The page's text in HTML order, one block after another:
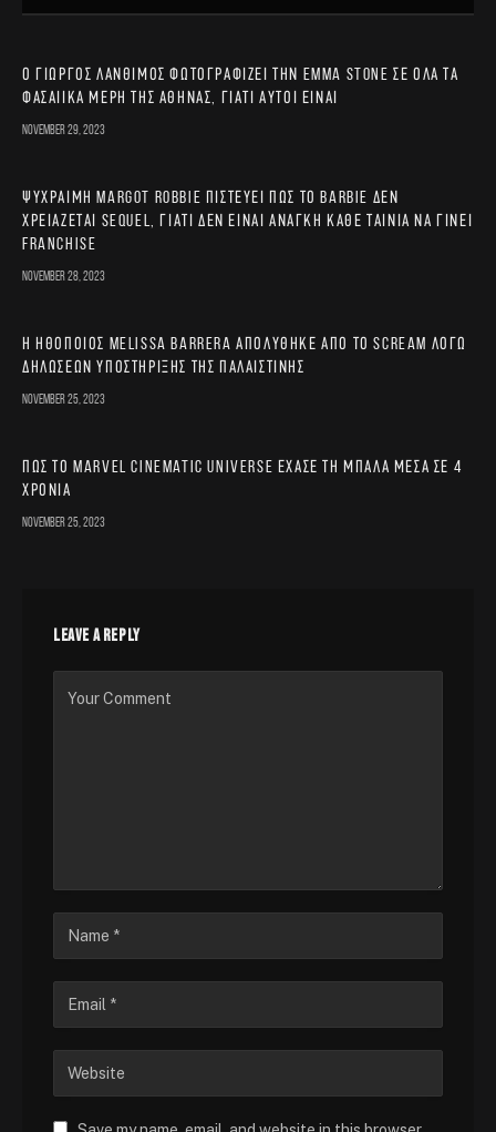
Ο Γιώργος Λάνθιμος φωτογραφίζει την Emma Stone σε όλα τα
φασαίικα μέρη της Αθήνας, γιατί αυτοί είναι
November 29, 2023
Ψύχραιμη Margot Robbie πιστεύει πως το Barbie δεν
χρειάζεται sequel, γιατί δεν είναι ανάγκη κάθε ταινία να γίνει
franchise
November 28, 2023
Η ηθοποιός Melissa Barrera απολύθηκε από το Scream λόγω
δηλώσεων υποστήριξης της Παλαιστίνης
November 25, 2023
Πώς το Marvel Cinematic Universe έχασε τη μπάλα μέσα σε 4
χρόνια
November 25, 2023
LEAVE A REPLY